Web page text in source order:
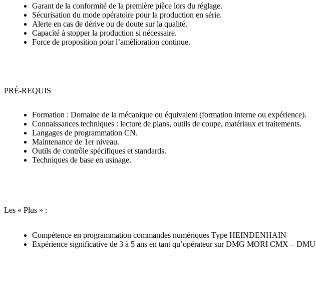
Garant de la conformité de la première pièce lors du réglage.
Sécurisation du mode opératoire pour la production en série.
Alerte en cas de dérive ou de doute sur la qualité.
Capacité à stopper la production si nécessaire.
Force de proposition pour l’amélioration continue.
PRÉ-REQUIS
Formation : Domaine de la mécanique ou équivalent (formation interne ou expérience).
Connaissances techniques : lecture de plans, outils de coupe, matériaux et traitements.
Langages de programmation CN.
Maintenance de 1er niveau.
Outils de contrôle spécifiques et standards.
Techniques de base en usinage.
Les « Plus » :
Compétence en programmation commandes numériques Type HEINDENHAIN
Expérience significative de 3 à 5 ans en tant qu’opérateur sur DMG MORI CMX – DMU